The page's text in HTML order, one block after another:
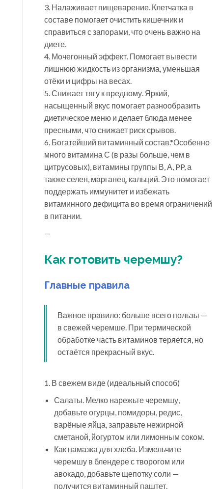
3. Налаживает пищеварение. Клетчатка в
составе помогает очистить кишечник и
справиться с запорами, что очень важно на
диете.
4. Мочегонный эффект. Помогает вывести
лишнюю жидкость из организма, уменьшая
отёки и цифры на весах.
5. Снижает тягу к вредному. Яркий,
насыщенный вкус помогает разнообразить
диетическое меню и делает блюда менее
пресными, что снижает риск срывов.
6. Богатейший витаминный состав.*Особенно
много витамина С (в разы больше, чем в
цитрусовых), витамины группы В, А, PP, а
также селен, марганец, кальций. Это помогает
поддержать иммунитет и избежать
витаминного дефицита во время ограничений
в питании.
—
Как готовить черемшу?
Главные правила
Важное правило: больше всего пользы —
в свежей черемше. При термической
обработке часть витаминов теряется, но
остаётся прекрасный вкус.
1. В свежем виде (идеальный способ)
Салаты. Мелко нарежьте черемшу,
добавьте огурцы, помидоры, редис,
варёные яйца, заправьте нежирной
сметаной, йогуртом или лимонным соком.
Как намазка для хлеба. Измельчите
черемшу в блендере с творогом или
авокадо, добавьте щепотку соли —
получится витаминный паштет.